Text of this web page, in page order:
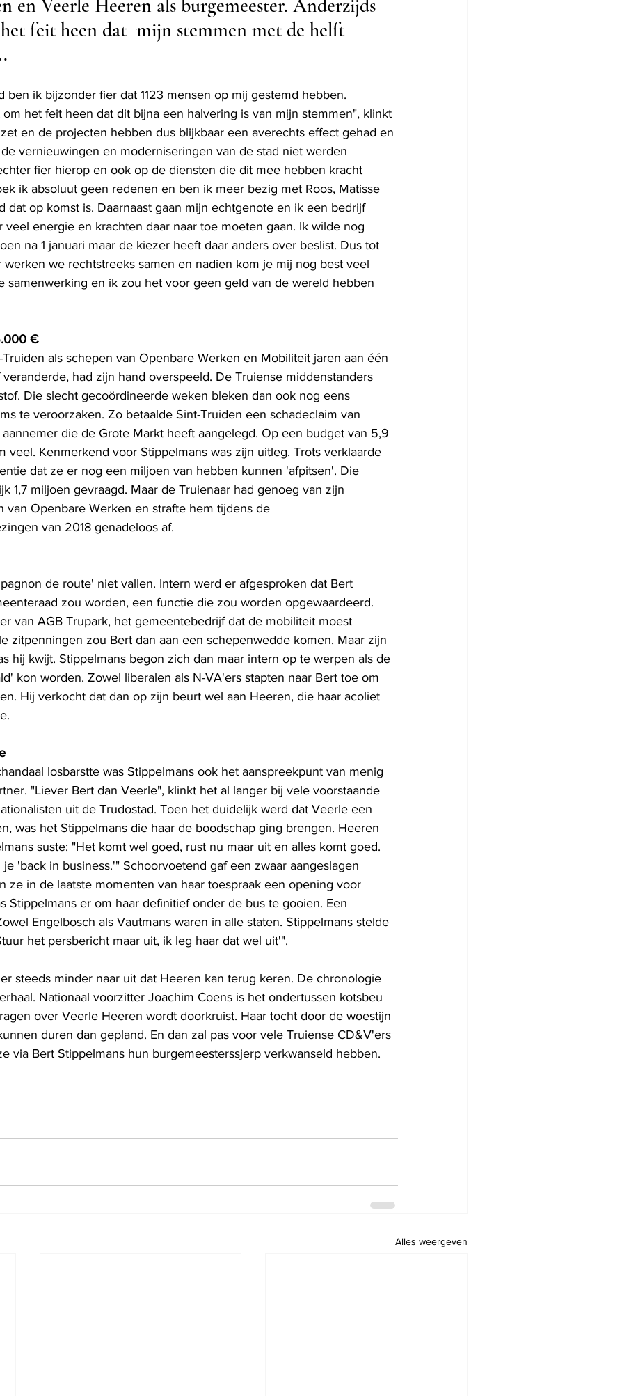
en Veerle Heeren als burgemeester. Anderzijds
feit heen dat  mijn stemmen met de helft
ben ik bijzonder fier dat 1123 mensen op mij gestemd hebben.
het feit heen dat dit bijna een halvering is van mijn stemmen", klinkt
en de projecten hebben dus blijkbaar een averechts effect gehad en
vernieuwingen en moderniseringen van de stad niet werden
fier hierop en ook op de diensten die dit mee hebben kracht
ik absoluut geen redenen en ben ik meer bezig met Roos, Matisse
dat op komst is. Daarnaast gaan mijn echtgenote en ik een bedrijf
veel energie en krachten daar naar toe moeten gaan. Ik wilde nog
na 1 januari maar de kiezer heeft daar anders over beslist. Dus tot
werken we rechtstreeks samen en nadien kom je mij nog best veel
samenwerking en ik zou het voor geen geld van de wereld hebben
€
als schepen van Openbare Werken en Mobiliteit jaren aan één
had zijn hand overspeeld. De Truiense middenstanders
Die slecht gecoördineerde weken bleken dan ook nog eens
te veroorzaken. Zo betaalde Sint-Truiden een schadeclaim van
die de Grote Markt heeft aangelegd. Op een budget van 5,9
veel. Kenmerkend voor Stippelmans was zijn uitleg. Trots verklaarde
dat ze er nog een miljoen van hebben kunnen 'afpitsen'. Die
1,7 miljoen gevraagd. Maar de Truienaar had genoeg van zijn
van Openbare Werken en strafte hem tijdens de
van 2018 genadeloos af.
de route' niet vallen. Intern werd er afgesproken dat Bert
zou worden, een functie die zou worden opgewaardeerd.
van AGB Trupark, het gemeentebedrijf dat de mobiliteit moest
zitpenningen zou Bert dan aan een schepenwedde komen. Maar zijn
hij kwijt. Stippelmans begon zich dan maar intern op te werpen als de
kon worden. Zowel liberalen als N-VA'ers stapten naar Bert toe om
Hij verkocht dat dan op zijn beurt wel aan Heeren, die haar acoliet
losbarstte was Stippelmans ook het aanspreekpunt van menig
"Liever Bert dan Veerle", klinkt het al langer bij vele voorstaande
uit de Trudostad. Toen het duidelijk werd dat Veerle een
was het Stippelmans die haar de boodschap ging brengen. Heeren
suste: "Het komt wel goed, rust nu maar uit en alles komt goed.
'back in business.'" Schoorvoetend gaf een zwaar aangeslagen
ze in de laatste momenten van haar toespraak een opening voor
Stippelmans er om haar definitief onder de bus te gooien. Een
Engelbosch als Vautmans waren in alle staten. Stippelmans stelde
het persbericht maar uit, ik leg haar dat wel uit'".
steeds minder naar uit dat Heeren kan terug keren. De chronologie
Nationaal voorzitter Joachim Coens is het ondertussen kotsbeu
over Veerle Heeren wordt doorkruist. Haar tocht door de woestijn
duren dan gepland. En dan zal pas voor vele Truiense CD&V'ers
via Bert Stippelmans hun burgemeesterssjerp verkwanseld hebben.
Alles weergeven